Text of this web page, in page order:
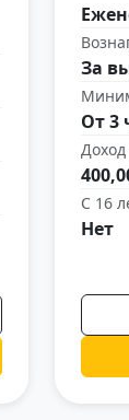
За
От 3
С 16
Нет